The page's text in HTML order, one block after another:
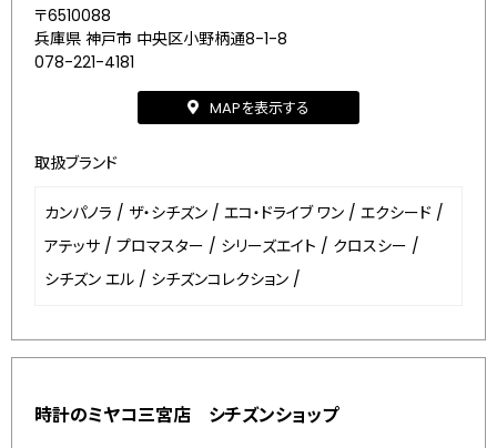
〒6510088
兵庫県 神戸市 中央区小野柄通8-1-8
078-221-4181
MAPを表示する
取扱ブランド
カンパノラ / ザ・シチズン / エコ・ドライブ ワン / エクシード /
アテッサ / プロマスター / シリーズエイト / クロスシー /
シチズン エル / シチズンコレクション /
時計のミヤコ三宮店 シチズンショップ